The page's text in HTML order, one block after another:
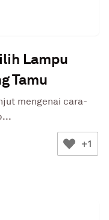
Lampu
Tamu
mengenai cara-
+1